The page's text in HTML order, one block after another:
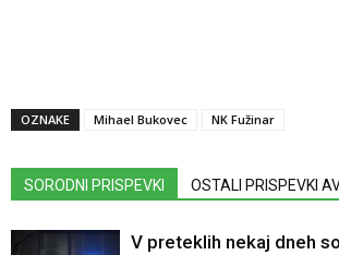
OZNAKE Mihael Bukovec NK Fužinar
SORODNI PRISPEVKI OSTALI PRISPEVKI
V preteklih nekaj dneh